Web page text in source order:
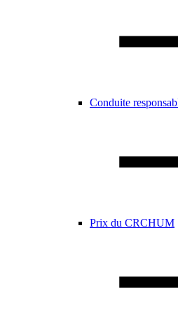
Conduite
Prix du CRCHUM